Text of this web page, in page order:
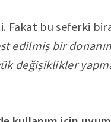
Fakat bu seferki
edilmiş bir
değişiklikler